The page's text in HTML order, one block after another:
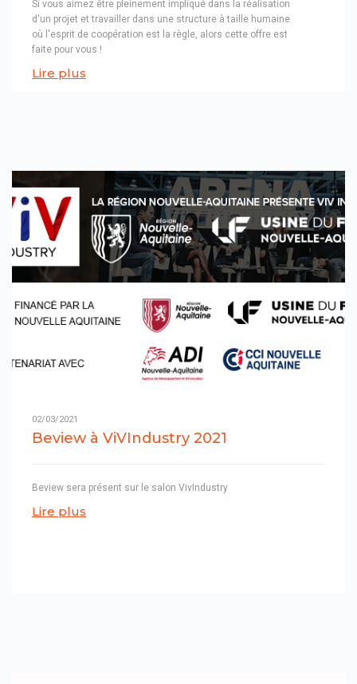
Si vous aimez être pleinement impliqué dans la réalisation
d'un projet et travailler dans une structure à taille humaine
où l'esprit de coopération est la règle, alors cette offre est
faite pour vous !
Lire plus
02/03/2021
Beview à ViVIndustry 2021
Beview sera présent sur le salon VivIndustry
Lire plus